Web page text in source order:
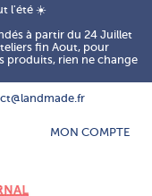
l'été ☀️
à partir du 24 Juillet
fin Aout, pour
produits, rien ne change
MON COMPTE